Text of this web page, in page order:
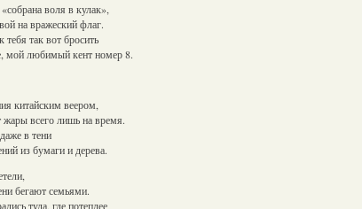
воля в кулак»,
на вражеский флаг.
так вот бросить
мой любимый кент номер 8.
китайским веером,
всего лишь на время.
в тени
из бумаги и дерева.
бегают семьями.
туда, где потеплее